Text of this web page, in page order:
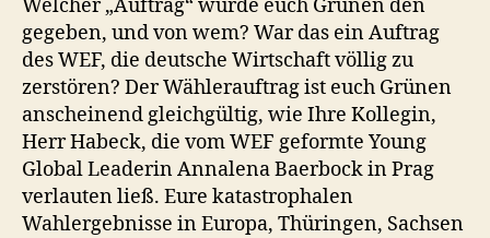
Welcher „Auftrag“ wurde euch Grünen den
gegeben, und von wem? War das ein Auftrag
des WEF, die deutsche Wirtschaft völlig zu
zerstören? Der Wählerauftrag ist euch Grünen
anscheinend gleichgültig, wie Ihre Kollegin,
Herr Habeck, die vom WEF geformte Young
Global Leaderin Annalena Baerbock in Prag
verlauten ließ. Eure katastrophalen
Wahlergebnisse in Europa, Thüringen, Sachsen